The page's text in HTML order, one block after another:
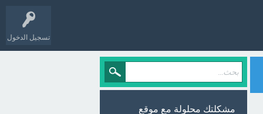
تسجيل الدخول
مشكلتك محلولة مع موقع